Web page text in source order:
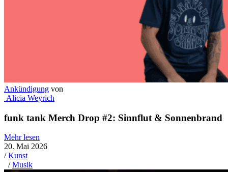
Ankündigung von
Alicia Weyrich
funk tank Merch Drop #2: Sinnflut & Sonnenbrand
Mehr lesen
20. Mai 2026
/Kunst
/Musik